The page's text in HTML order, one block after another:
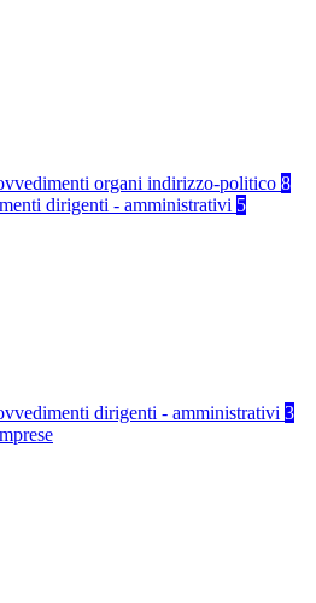
organi indirizzo-politico 8
dirigenti - amministrativi 5
dirigenti - amministrativi 3